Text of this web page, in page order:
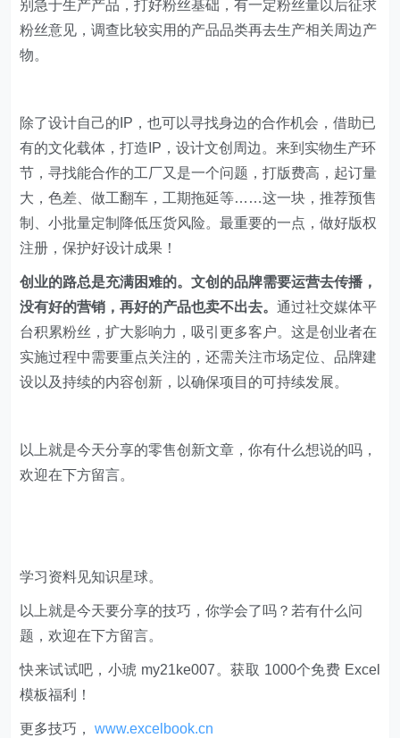
别急于生产产品，打好粉丝基础，有一定粉丝量以后征求
粉丝意见，调查比较实用的产品品类再去生产相关周边产
物。
除了设计自己的IP，也可以寻找身边的合作机会，借助已
有的文化载体，打造IP，设计文创周边。来到实物生产环
节，寻找能合作的工厂又是一个问题，打版费高，起订量
大，色差、做工翻车，工期拖延等……这一块，推荐预售
制、小批量定制降低压货风险。最重要的一点，做好版权
注册，保护好设计成果！
创业的路总是充满困难的。文创的品牌需要运营去传播，
没有好的营销，再好的产品也卖不出去。通过社交媒体平
台积累粉丝，扩大影响力，吸引更多客户。这是创业者在
实施过程中需要重点关注的，还需关注市场定位、品牌建
设以及持续的内容创新，以确保项目的可持续发展。
以上就是今天分享的零售创新文章，你有什么想说的吗，
欢迎在下方留言。
学习资料见知识星球。
以上就是今天要分享的技巧，你学会了吗？若有什么问
题，欢迎在下方留言。
快来试试吧，小琥 my21ke007。获取 1000个免费 Excel
模板福利​​​​！
更多技巧，www.excelbook.cn